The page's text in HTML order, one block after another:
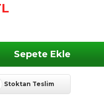
Sepete Ekle
Stoktan Teslim